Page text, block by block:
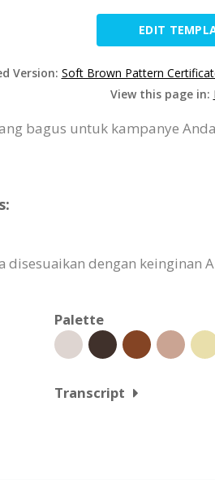
EDIT
Version: Soft Brown Pattern
View this page in:
bagus untuk kampanye
dengan keinginan
Palette
Transcript